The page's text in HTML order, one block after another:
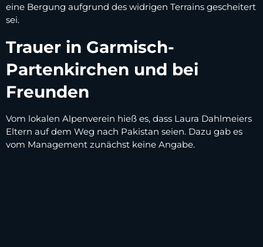
eine Bergung aufgrund des widrigen Terrains gescheitert
sei.
Trauer in Garmisch-
Partenkirchen und bei
Freunden
Vom lokalen Alpenverein hieß es, dass Laura Dahlmeiers
Eltern auf dem Weg nach Pakistan seien. Dazu gab es
vom Management zunächst keine Angabe.